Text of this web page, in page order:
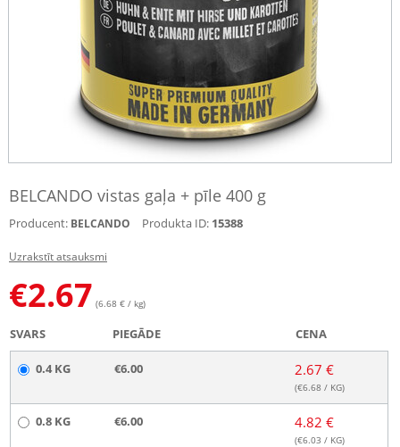
BELCANDO vistas gaļa + pīle 400 g
Producent: BELCANDO Produkta ID: 15388
Uzrakstīt atsauksmi
€2.67 (6.68 € / kg)
SVARS PIEGĀDE CENA
0.4 KG €6.00 2.67 €
(€6.68 / KG)
0.8 KG €6.00 4.82 €
(€6.03 / KG)